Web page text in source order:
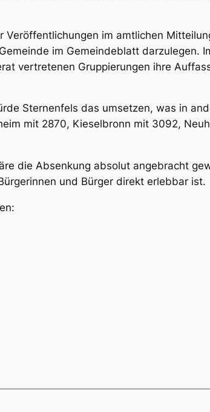
Veröffentlichungen im amtlichen
im Gemeindeblatt darzulegen.
vertretenen Gruppierungen ihre
Sternenfels das umsetzen, was in
mit 2870, Kieselbronn mit 3092,
die Absenkung absolut angebracht
und Bürger direkt erlebbar ist.